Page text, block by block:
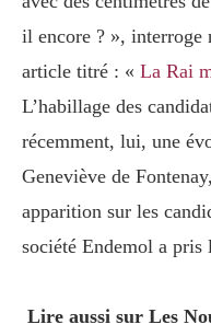
il encore ? », interroge
article titré : « La Rai
L’habillage des
récemment, lui, une
Geneviève de
apparition sur les
société Endemol a pris
Lire aussi sur Les